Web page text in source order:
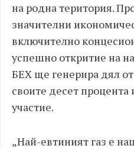
на родна територия.
значителни
включително
успешно откритие на
БЕХ ще генерира дял
своите десет
участие.
„Най-евтиният газ е